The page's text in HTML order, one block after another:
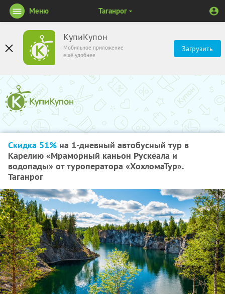
КупиКупон
Мобильное приложение
ещё удобнее
Загрузить
Меню Таганрог
Скидка 51% на 1-дневный автобусный тур в
Карелию «Мраморный каньон Рускеала и
водопады» от туроператора «ХохломаТур».
Таганрог